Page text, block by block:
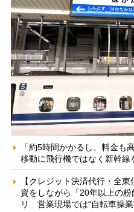
「約5時間かかるし、料金も
移動に飛行機ではなく新幹線
【クレジット決済代行・全
資をしながら「20年以上の
リ 営業現場では“自転車操